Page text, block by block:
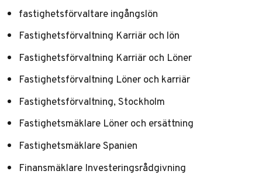
fastighetsförvaltare ingångslön
Fastighetsförvaltning Karriär och lön
Fastighetsförvaltning Karriär och Löner
Fastighetsförvaltning Löner och karriär
Fastighetsförvaltning, Stockholm
Fastighetsmäklare Löner och ersättning
Fastighetsmäklare Spanien
Finansmäklare Investeringsrådgivning